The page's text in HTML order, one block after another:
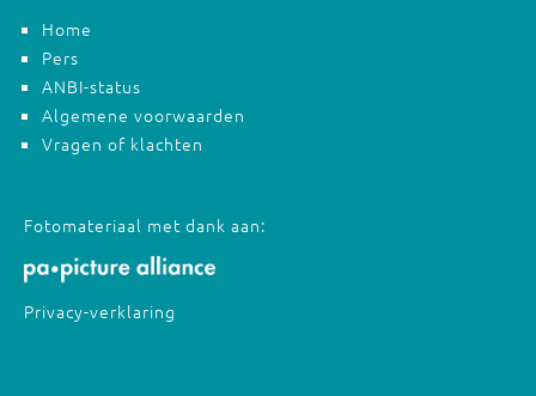
Home
Pers
ANBI-status
Algemene voorwaarden
Vragen of klachten
Fotomateriaal met dank aan:
Privacy-verklaring